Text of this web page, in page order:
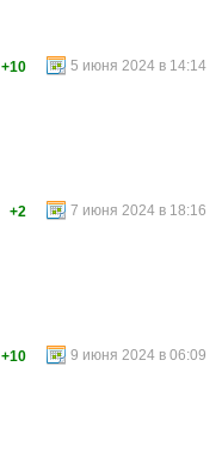
5 июня 2024 в 14:14
+10
7 июня 2024 в 18:16
+2
9 июня 2024 в 06:09
+10